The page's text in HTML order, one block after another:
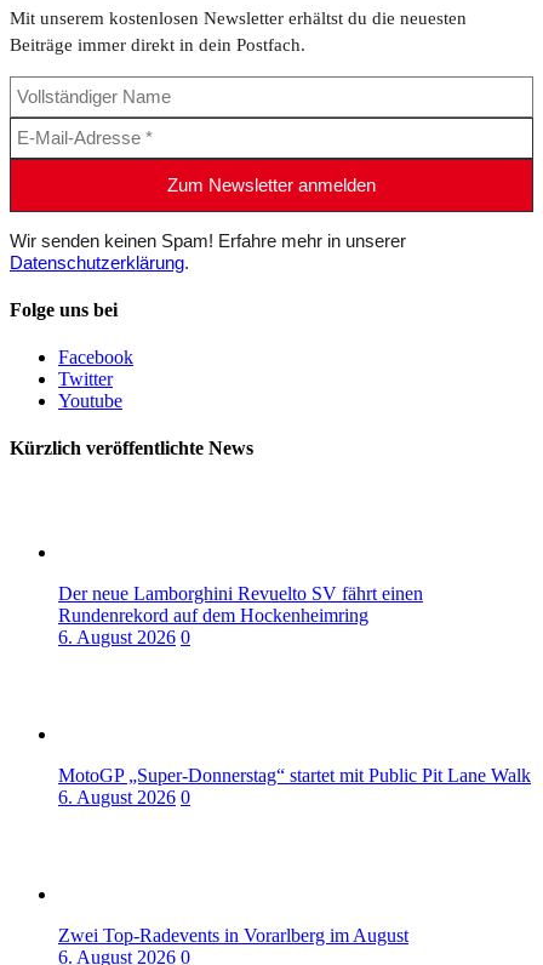
Mit unserem kostenlosen Newsletter erhältst du die neuesten
Beiträge immer direkt in dein Postfach.
Wir senden keinen Spam! Erfahre mehr in unserer
Datenschutzerklärung.
Folge uns bei
Facebook
Twitter
Youtube
Kürzlich veröffentlichte News
Der neue Lamborghini Revuelto SV fährt einen
Rundenrekord auf dem Hockenheimring
6. August 2026 0
MotoGP „Super-Donnerstag“ startet mit Public Pit Lane Walk
6. August 2026 0
Zwei Top-Radevents in Vorarlberg im August
6. August 2026 0